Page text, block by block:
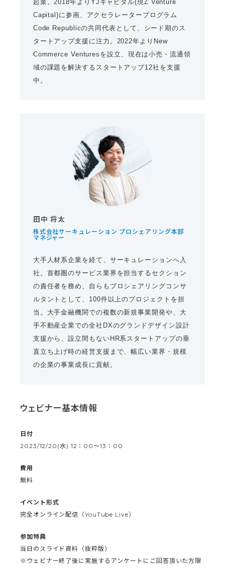
起業。2018年よりYJキャピタル(現Z Venture
Capital)に参画、アクセラレータープログラム
Code Republicの共同代表として、シード期のス
タートアップ支援に注力。2022年よりNew
Commerce Venturesを設立、現在は小売・流通領
域の課題を解決するスタートアップ12社を支援
中。
田中 将太
株式会社サーキュレーション プロシェアリング本部
マネジャー
大手人材系企業を経て、サーキュレーションへ入
社。首都圏のサービス業界を担当するセクション
の責任者を務め、自らもプロシェアリングコンサ
ルタントとして、100件以上のプロジェクトを担
当。大手金融機関での複数の新規事業開発や、大
手不動産企業での全社DXのグランドデザイン設計
支援から、設立間もないHR系スタートアップの垂
直立ち上げ時の経営支援まで、幅広い業界・規模
の企業の事業成長に貢献。
ウェビナー基本情報
日付
2023/12/20(水) 12：00〜13：00
費用
無料
イベント形式
完全オンライン配信（YouTube Live）
参加特典
当日のスライド資料（抜粋版）
※ウェビナー終了後に実施するアンケートにご回答頂いた方限